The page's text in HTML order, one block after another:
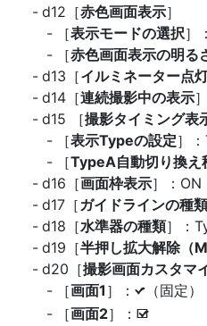
d12［赤色画面表示］
［表示モードの選択］
［赤色画面表示の明る
d13［イルミネーター点
d14［連続撮影中の表示
d15 ［撮影タイミング表
［表示Typeの設定］
［TypeA自動切り換え
d16［画面枠表示］：ON
d17［ ガイドラインの種類
d18［水準器の種類］：
d19［半押し拡大解除（
d20［撮影画面カスタマ
［画面1 ］： L
（固定）
［画面2］： M